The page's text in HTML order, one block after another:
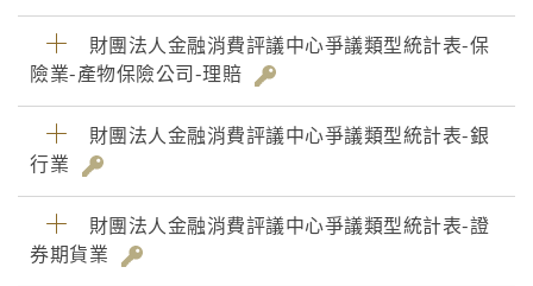
財團法人金融消費評議中心爭議類型統計表-保
險業-產物保險公司-理賠
財團法人金融消費評議中心爭議類型統計表-銀
行業
財團法人金融消費評議中心爭議類型統計表-證
券期貨業